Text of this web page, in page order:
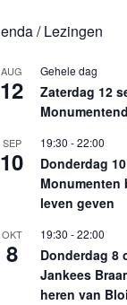
/ Lezingen
AUG
12
Gehele dag
Zaterdag 12
SEP
10
19:30 -22:00
Donderdag
Monumenten
leven geven
OKT
8
19:30 -22:00
Donderdag 8
Jankees
heren van